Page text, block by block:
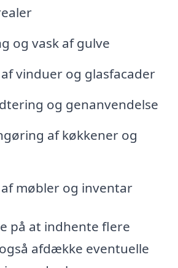
og vask af gulve
vinduer og glasfacader
og genanvendelse
af køkkener og
møbler og inventar
på at indhente flere
afdække eventuelle